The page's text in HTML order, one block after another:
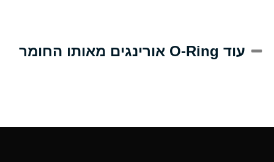
(Aqueous) עוד O-Ring אורינגים מאותו החומר